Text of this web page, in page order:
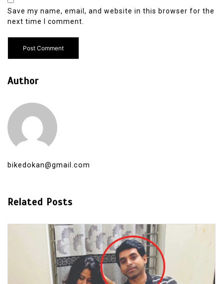
Save my name, email, and website in this browser for the
next time I comment.
Author
bikedokan@gmail.com
Related Posts